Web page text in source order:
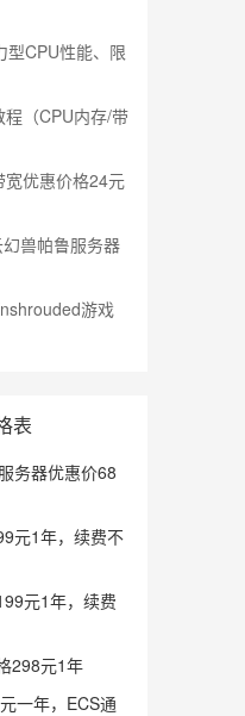
型CPU性能、限
（CPU内存/带
优惠价格24元
幻兽帕鲁服务器
游戏
表
务器优惠价68
元1年，续费不
元1年，续费
298元1年
一年，ECS通